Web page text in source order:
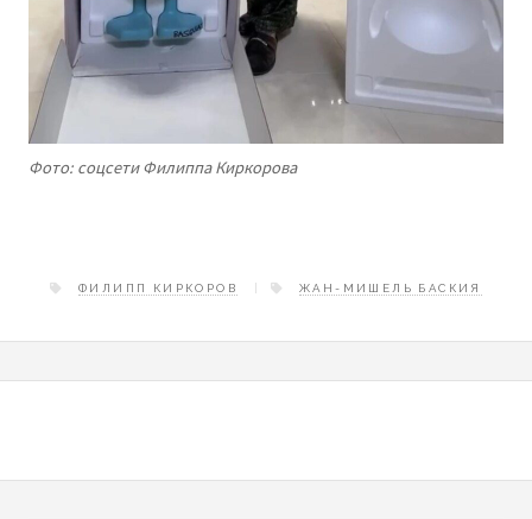
Фото: соцсети Филиппа Киркорова
ФИЛИПП КИРКОРОВ ЖАН-МИШЕЛЬ БАСКИЯ